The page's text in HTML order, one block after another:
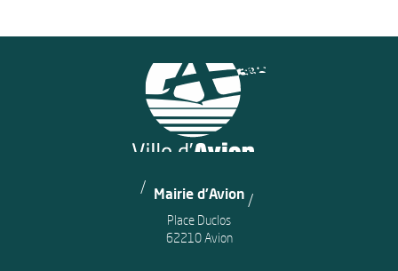
Mairie d'Avion
Place Duclos
62210 Avion